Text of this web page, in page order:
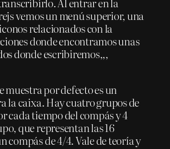
vemos un menú superior, una
relacionados con la
donde encontramos unas
donde escribiremos,,,
muestra por defecto es un
la caixa. Hay cuatro grupos de
cada tiempo del compás y 4
que representan las 16
compás de 4/4. Vale de teoría y